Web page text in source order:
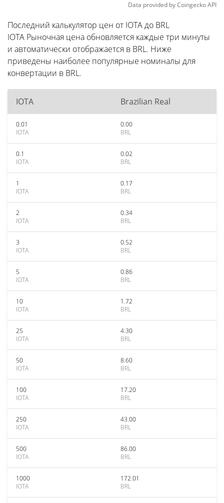
Data provided byCoingeckoAPI
Последний калькулятор цен от IOTA до BRL
IOTA Рыночная цена обновляется каждые три минуты
и автоматически отображается в BRL. Ниже
приведены наиболее популярные номиналы для
конвертации в BRL.
IOTA Brazilian Real
0.01
IOTA
0.00
BRL
0.1
IOTA
0.02
BRL
1
IOTA
0.17
BRL
2
IOTA
0.34
BRL
3
IOTA
0.52
BRL
5
IOTA
0.86
BRL
10
IOTA
1.72
BRL
25
IOTA
4.30
BRL
50
IOTA
8.60
BRL
100
IOTA
17.20
BRL
250
IOTA
43.00
BRL
500
IOTA
86.00
BRL
1000
IOTA
172.01
BRL